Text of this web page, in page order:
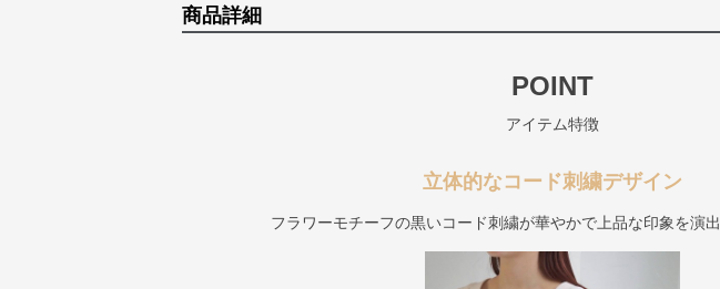
商品詳細
POINT
アイテム特徴
立体的なコード刺繍デザイン
フラワーモチーフの黒いコード刺繍が華やかで上品な印象を演出